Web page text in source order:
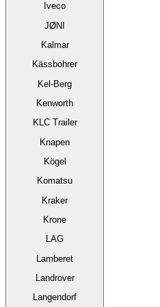
Iveco
JØNI
Kalmar
Kässbohrer
Kel-Berg
Kenworth
KLC Trailer
Knapen
Kögel
Komatsu
Kraker
Krone
LAG
Lamberet
Landrover
Langendorf